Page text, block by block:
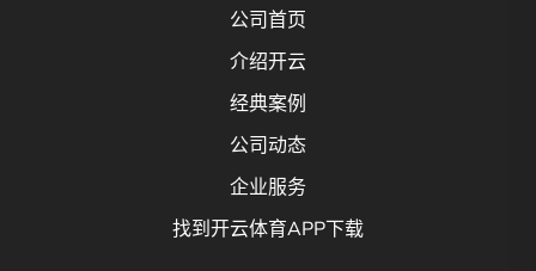
公司首页
介绍开云
经典案例
公司动态
企业服务
找到开云体育APP下载